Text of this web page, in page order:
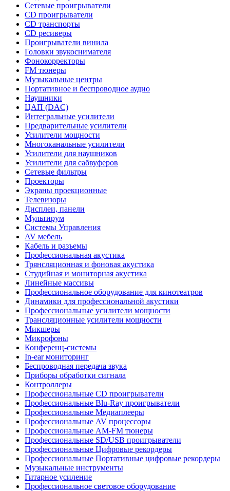
Сетевые проигрыватели
CD проигрыватели
CD транспорты
CD ресиверы
Проигрыватели винила
Головки звукоснимателя
Фонокорректоры
FM тюнеры
Музыкальные центры
Портативное и беспроводное аудио
Наушники
ЦАП (DAC)
Интегральные усилители
Предварительные усилители
Усилители мощности
Многоканальные усилители
Усилители для наушников
Усилители для сабвуферов
Сетевые фильтры
Проекторы
Экраны проекционные
Телевизоры
Дисплеи, панели
Мультирум
Системы Управления
AV мебель
Кабель и разъемы
Профессиональная акустика
Трянсляционная и фоновая акустика
Студийная и мониторная акустика
Линейные массивы
Профессиональное оборудование для кинотеатров
Динамики для профессиональной акустики
Профессиональные усилители мощности
Трансляционные усилители мощности
Микшеры
Микрофоны
Конференц-системы
In-ear мониторинг
Беспроводная передача звука
Приборы обработки сигнала
Контроллеры
Профессиональные СD проигрыватели
Профессиональные Blu-Ray проигрыватели
Профессиональные Медиаплееры
Профессиональные AV процессоры
Профессиональные AM-FM тюнеры
Профессиональные SD/USB проигрыватели
Профессиональные Цифровые рекордеры
Профессиональные Портативные цифровые рекордеры
Музыкальные инструменты
Гитарное усиление
Профессиональное световое оборудование